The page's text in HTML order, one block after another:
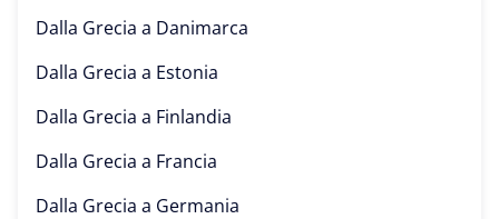
Dalla Grecia a Danimarca
Dalla Grecia a Estonia
Dalla Grecia a Finlandia
Dalla Grecia a Francia
Dalla Grecia a Germania